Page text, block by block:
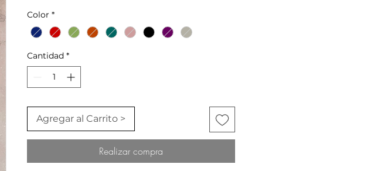
Color *
Cantidad *
Agregar al Carrito >
Realizar compra